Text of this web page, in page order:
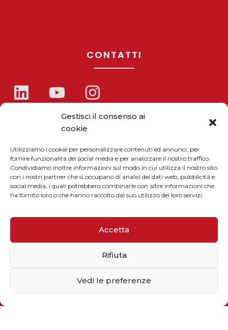
Gestisci il consenso ai
cookie
Utilizziamo i cookie per personalizzare contenuti ed annunci, per
fornire funzionalità dei social media e per analizzare il nostro traffico.
Condividiamo inoltre informazioni sul modo in cui utilizza il nostro sito
con i nostri partner che si occupano di analisi dei dati web, pubblicità e
social media, i quali potrebbero combinarle con altre informazioni che
ha fornito loro o che hanno raccolto dal suo utilizzo dei loro servizi.
Accetta
Rifiuta
Vedi le preferenze
CONTATTI
Telefono / Fax
+39 055 9110077
sales@solarmg.it
support@solarmg.it
Iscriviti alla newsletter